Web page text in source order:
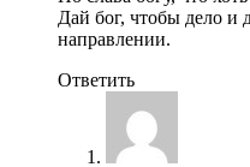
Дай бог, чтобы дело
направлении.
Ответить